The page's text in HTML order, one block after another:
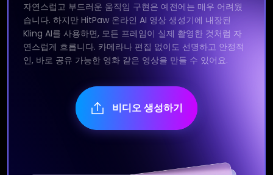
자연스럽고 부드러운 움직임 구현은 예전에는 매우 어려웠
습니다. 하지만 HitPaw 온라인 AI 영상 생성기에 내장된
Kling AI를 사용하면, 모든 프레임이 실제 촬영한 것처럼 자
연스럽게 흐릅니다. 카메라나 편집 없이도 선명하고 안정적
인, 바로 공유 가능한 영화 같은 영상을 만들 수 있어요.
비디오 생성하기